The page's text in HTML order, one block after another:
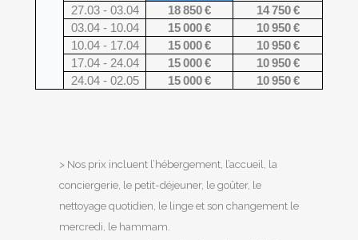
27.03 - 03.04
18 850 €
14 750 €
03.04 - 10.04
15 000 €
10 950 €
10.04 - 17.04
15 000 €
10 950 €
17.04 - 24.04
15 000 €
10 950 €
24.04 - 02.05
15 000 € 10 950 €
> Nos prix incluent l’hébergement, l’accueil, la
conciergerie, le petit-déjeuner, le goûter, le
nettoyage quotidien, le linge et son changement le
mercredi, le hammam.